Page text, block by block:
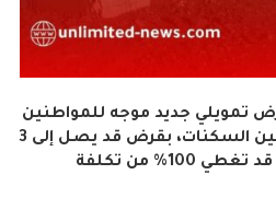
تمويلي جديد موجه للمواطنين
الجزائريين، يهدف إلى دعم مشاريع تهيئة وتحديث وتحسين السكنات، بقرض قد يصل إلى 3
)، وبنسبة تمويل قد تغطي 100% من تكلفة